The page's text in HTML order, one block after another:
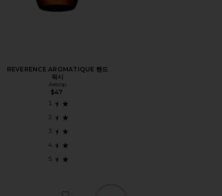
REVERENCE AROMATIQUE 핸드
워시
Aesop
$47